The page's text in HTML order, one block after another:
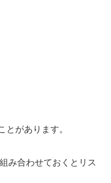
があります。
み合わせておくとリス